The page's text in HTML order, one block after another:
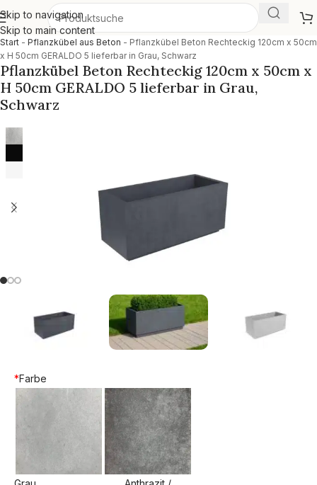
Skip to navigation
Skip to main content
Start - Pflanzkübel aus Beton - Pflanzkübel Beton Rechteckig 120cm x 50cm
x H 50cm GERALDO 5 lieferbar in Grau, Schwarz
Pflanzkübel Beton Rechteckig 120cm x 50cm x
H 50cm GERALDO 5 lieferbar in Grau,
Schwarz
*Farbe